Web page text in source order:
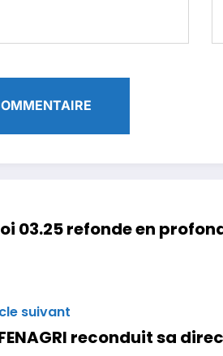
03.25 refonde en
suivant
reconduit sa